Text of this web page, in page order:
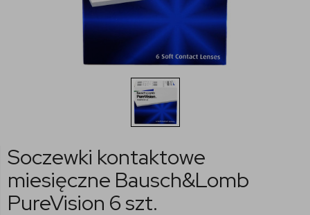
Soczewki kontaktowe
miesięczne Bausch&Lomb
PureVision 6 szt.